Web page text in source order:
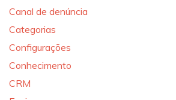
Canal de denúncia
Categorias
Configurações
Conhecimento
CRM